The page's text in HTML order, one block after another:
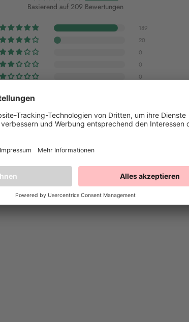
Basierend auf 209 Bewertungen
189
20
0
0
0